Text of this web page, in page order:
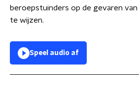
beroepstuinders op de gevaren
te wijzen.
Speel audio af